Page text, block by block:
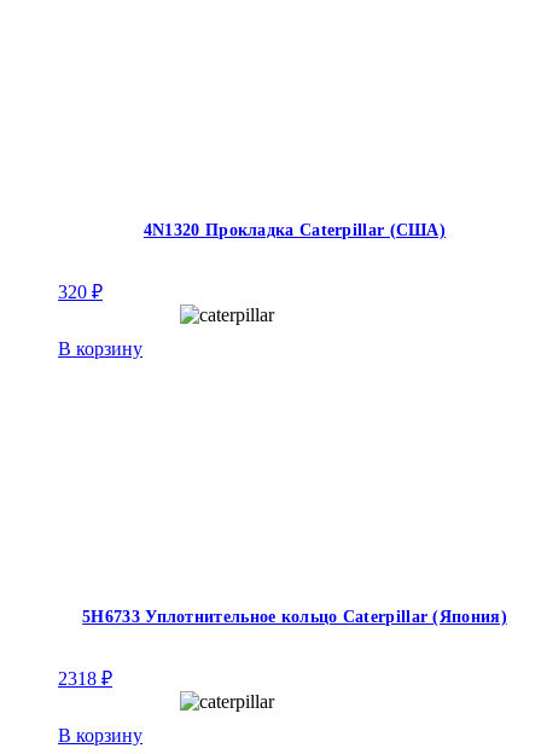
4N1320 Прокладка Caterpillar (США)
320 ₽
В корзину
5H6733 Уплотнительное кольцо Caterpillar (Япония)
2318 ₽
В корзину